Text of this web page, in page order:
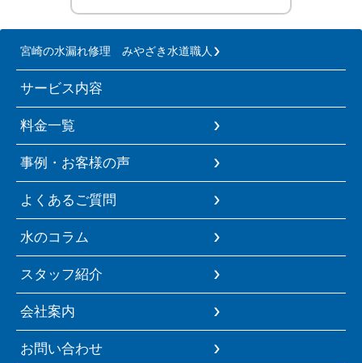
宮崎の水漏れ修理 みやざき水道職人
サービス内容
料金一覧
事例・お客様の声
よくあるご質問
水のコラム
スタッフ紹介
会社案内
お問い合わせ